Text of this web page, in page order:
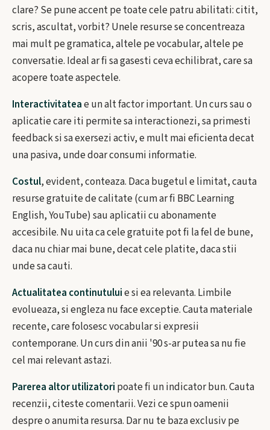
clare? Se pune accent pe toate cele patru abilitati: citit,
scris, ascultat, vorbit? Unele resurse se concentreaza
mai mult pe gramatica, altele pe vocabular, altele pe
conversatie. Ideal ar fi sa gasesti ceva echilibrat, care sa
acopere toate aspectele.
Interactivitateae un alt factor important. Un curs sau o
aplicatie care iti permite sa interactionezi, sa primesti
feedback si sa exersezi activ, e mult mai eficienta decat
una pasiva, unde doar consumi informatie.
Costul, evident, conteaza. Daca bugetul e limitat, cauta
resurse gratuite de calitate (cum ar fi BBC Learning
English, YouTube) sau aplicatii cu abonamente
accesibile. Nu uita ca cele gratuite pot fi la fel de bune,
daca nu chiar mai bune, decat cele platite, daca stii
unde sa cauti.
Actualitatea continutuluie si ea relevanta. Limbile
evolueaza, si engleza nu face exceptie. Cauta materiale
recente, care folosesc vocabular si expresii
contemporane. Un curs din anii '90 s-ar putea sa nu fie
cel mai relevant astazi.
Parerea altor utilizatori poate fi un indicator bun. Cauta
recenzii, citeste comentarii. Vezi ce spun oamenii
despre o anumita resursa. Dar nu te baza exclusiv pe